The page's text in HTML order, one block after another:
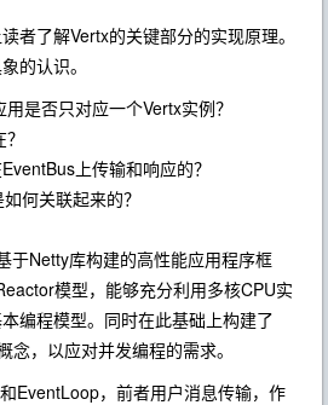
者了解Vertx的关键部分的实现原理。
的认识。
是否只对应一个Vertx实例？
上传输和响应的？
何关联起来的？
于Netty库构建的高性能应用程序框
模型，能够充分利用多核CPU实
编程模型。同时在此基础上构建了
，以应对并发编程的需求。
EventLoop，前者用户消息传输，作